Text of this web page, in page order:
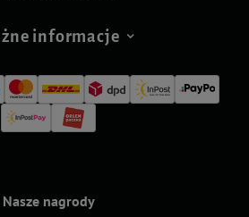
informacje
Nasze nagrody